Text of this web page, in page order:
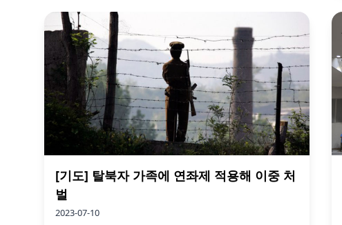
[기도] 탈북자 가족에 연좌제 적용해 이중 처
벌
2023-07-10